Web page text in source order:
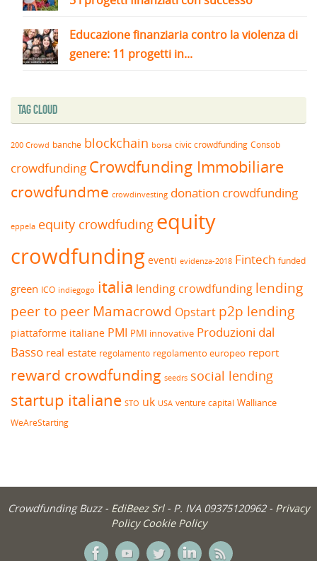
Educazione finanziaria contro la violenza di
genere: 11 progetti in...
Tag Cloud
200 Crowd banche blockchain borsa civic crowdfunding Consob
crowdfunding Crowdfunding Immobiliare
crowdfundme crowdinvesting donation crowdfunding
eppela equity crowdfuding equity
crowdfunding eventi evidenza-2018 Fintech funded
green ICO indiegogo italia lending crowdfunding lending
peer to peerMamacrowd Opstart p2p lending
piattaforme italiane PMI PMI innovative Produzioni dal
Basso real estate regolamento regolamento europeo report
reward crowdfunding seedrs social lending
startup italiane STO uk USA venture capital Walliance
WeAreStarting
Crowdfunding Buzz - EdiBeez Srl - P. IVA 09375120962 - Privacy
Policy Cookie Policy